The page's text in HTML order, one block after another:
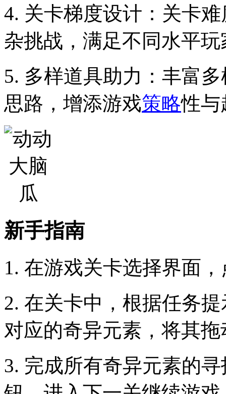
4. 关卡梯度设计：关卡
杂挑战，满足不同水平
5. 多样道具助力：丰富
思路，增添游戏策略性与
新手指南
1. 在游戏关卡选择界面
2. 在关卡中，根据任务
对应的奇异元素，将其
3. 完成所有奇异元素的